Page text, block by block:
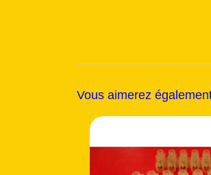
Vous aimerez